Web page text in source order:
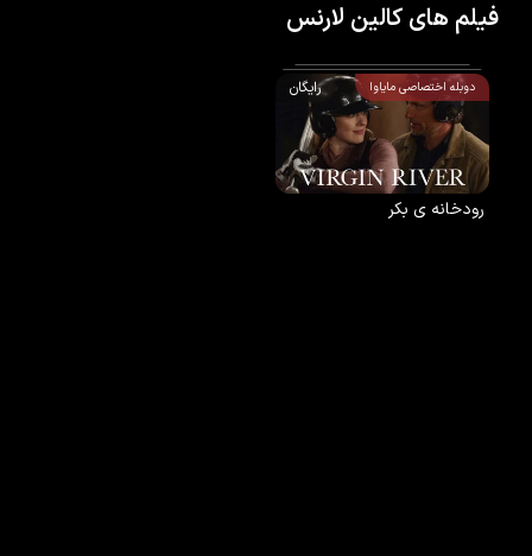
فیلم های کالین لارنس
دوبله اختصاصی مایاوا رایگان
رودخانه ی بکر